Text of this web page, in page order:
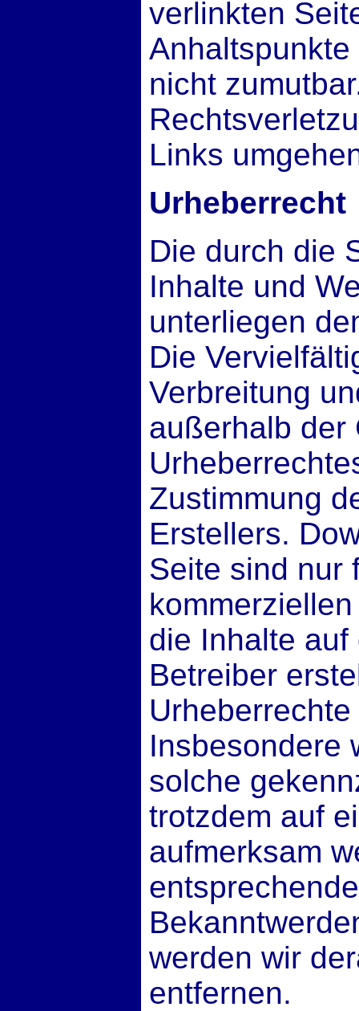
verlinkten
nicht
Links
Urheberrecht
Die durch die
Inhalte und
unterliegen
Die
Verbreitung
außerhalb der
Zustimmung
Erstellers.
Seite sind nur
die Inhalte
Betreiber
Insbesondere
solche
trotzdem auf
aufmerksam
werden wir
entfernen.